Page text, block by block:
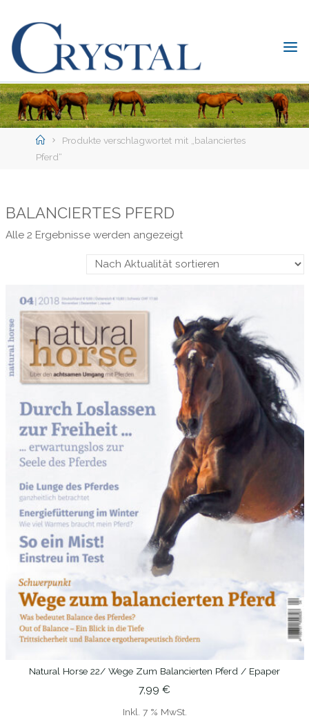
content
Crystal
Verlag
DER
ONLINE-
SHOP
PFERDEFREUNDE
HomeProdukte verschlagwortet mit „balanciertes
Pferd“
BALANCIERTES PFERD
Alle 2 Ergebnisse werden angezeigtNach
sortiert
IN DEN WARENKORB
Natural Horse 22/ Wege Zum Balancierten Pferd / Epaper
7,99 €
Inkl. 7 % MwSt.